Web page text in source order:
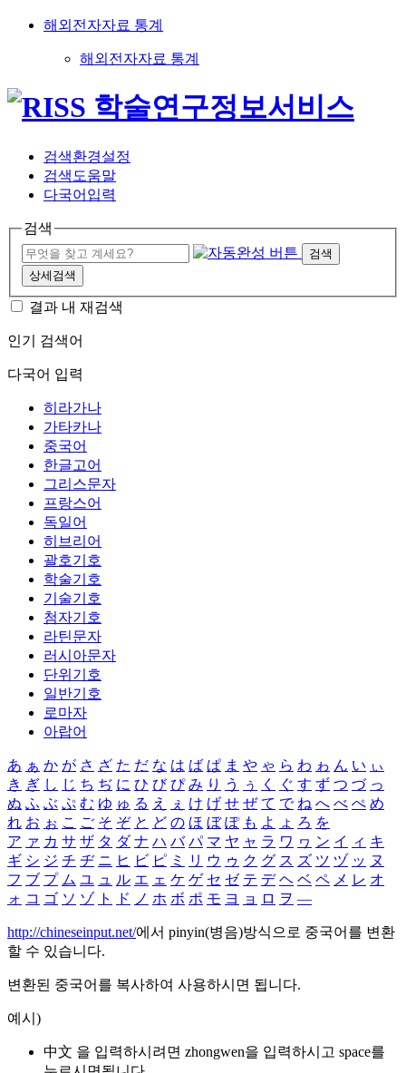
해외전자자료 통계
해외전자자료 통계
검색환경설정
검색도움말
다국어입력
검색
검색
상세검색
결과 내 재검색
인기 검색어
다국어 입력
히라가나
가타카나
중국어
한글고어
그리스문자
프랑스어
독일어
히브리어
괄호기호
학술기호
기술기호
첨자기호
라틴문자
러시아문자
단위기호
일반기호
로마자
아랍어
あ ぁ か が さ ざ た だ な は ば ぱ ま や ゃ ら わ ゎ ん い ぃ
き ぎ し じ ち ぢ に ひ び ぴ み り う ぅ く ぐ す ず つ づ っ
ぬ ふ ぶ ぷ む ゆ ゅ る え ぇ け げ せ ぜ て で ね へ べ ぺ め
れ お ぉ こ ご そ ぞ と ど の ほ ぼ ぽ も よ ょ ろ を
ア ァ カ サ ザ タ ダ ナ ハ バ パ マ ヤ ャ ラ ワ ヮ ン イ ィ キ
ギ シ ジ チ ヂ ニ ヒ ビ ピ ミ リ ウ ゥ ク グ ス ズ ツ ヅ ッ ヌ
フ ブ プ ム ユ ュ ル エ ェ ケ ゲ セ ゼ テ デ ヘ ベ ペ メ レ オ
ォ コ ゴ ソ ゾ ト ド ノ ホ ボ ポ モ ヨ ョ ロ ヲ ―
http://chineseinput.net/에서 pinyin(병음)방식으로 중국어를 변환
할 수 있습니다.
변환된 중국어를 복사하여 사용하시면 됩니다.
예시)
中文 을 입력하시려면 zhongwen을 입력하시고 space를